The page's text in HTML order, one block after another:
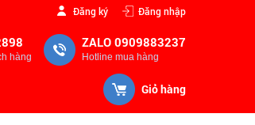
Đăng ký Đăng nhập
ZALO 0909883237
Hotline mua hàng
hàng
Giỏ hàng